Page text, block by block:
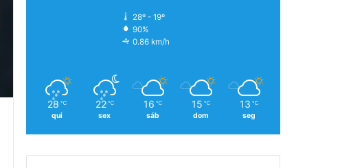
28º - 19º
90%
0.86 km/h
28 ℃
qui
22 ℃
sex
16 ℃
sáb
15 ℃
dom
13 ℃
seg